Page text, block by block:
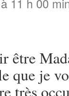
11 h 00
être
que je
très